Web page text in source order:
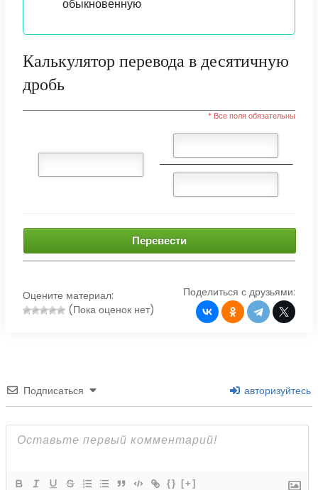
обыкновенную
Калькулятор перевода в десятичную
дробь
* Все поля обязательны
Перевести
Оцените материал:
(Пока оценок нет)
Поделиться с друзьями:
Подписаться авторизуйтесь
{} [+]